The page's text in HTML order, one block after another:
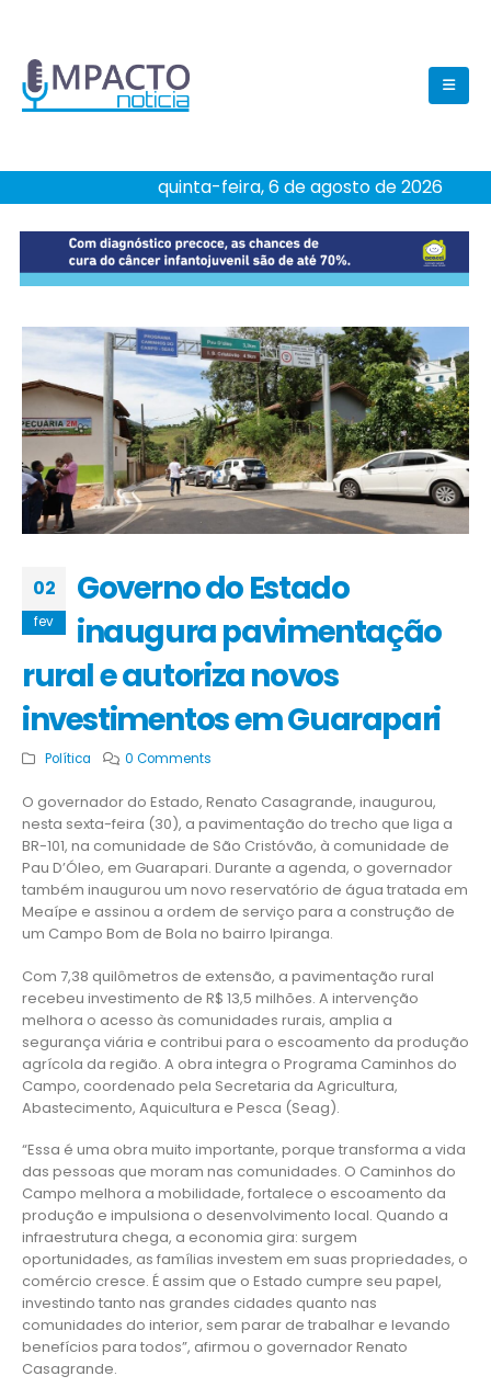
quinta-feira, 6 de agosto de 2026
02
fev
Governo do Estado
inaugura pavimentação
rural e autoriza novos
investimentos em Guarapari
Política 0 Comments
O governador do Estado, Renato Casagrande, inaugurou,
nesta sexta-feira (30), a pavimentação do trecho que liga a
BR-101, na comunidade de São Cristóvão, à comunidade de
Pau D’Óleo, em Guarapari. Durante a agenda, o governador
também inaugurou um novo reservatório de água tratada em
Meaípe e assinou a ordem de serviço para a construção de
um Campo Bom de Bola no bairro Ipiranga.
Com 7,38 quilômetros de extensão, a pavimentação rural
recebeu investimento de R$ 13,5 milhões. A intervenção
melhora o acesso às comunidades rurais, amplia a
segurança viária e contribui para o escoamento da produção
agrícola da região. A obra integra o Programa Caminhos do
Campo, coordenado pela Secretaria da Agricultura,
Abastecimento, Aquicultura e Pesca (Seag).
“Essa é uma obra muito importante, porque transforma a vida
das pessoas que moram nas comunidades. O Caminhos do
Campo melhora a mobilidade, fortalece o escoamento da
produção e impulsiona o desenvolvimento local. Quando a
infraestrutura chega, a economia gira: surgem
oportunidades, as famílias investem em suas propriedades, o
comércio cresce. É assim que o Estado cumpre seu papel,
investindo tanto nas grandes cidades quanto nas
comunidades do interior, sem parar de trabalhar e levando
benefícios para todos”, afirmou o governador Renato
Casagrande.